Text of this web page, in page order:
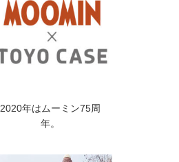
2020年はムーミン75周
年。